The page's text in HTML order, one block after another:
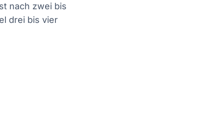
nach zwei bis
drei bis vier